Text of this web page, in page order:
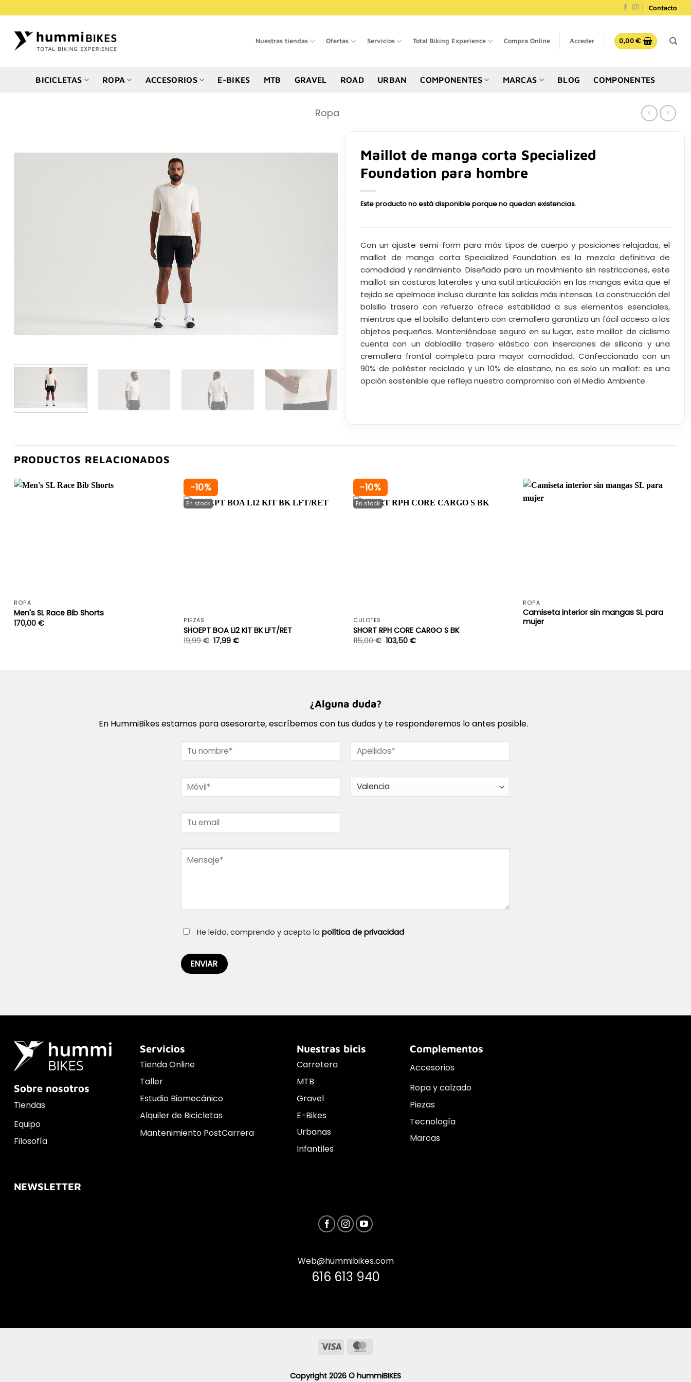
al
contenido
Contacto
Nuestras tiendas Ofertas Servicios Total Biking Experience Compra Online Acceder 0,00€
BICICLETAS ROPA ACCESORIOS E-BIKES MTB GRAVEL ROAD URBAN COMPONENTES MARCAS BLOG COMPONENTES
Ropa
Maillot de manga corta Specialized
Foundation para hombre
Este producto no está disponible porque no quedan existencias.
Con un ajuste semi-form para más tipos de cuerpo y posiciones relajadas, el
maillot de manga corta Specialized Foundation es la mezcla definitiva de
comodidad y rendimiento. Diseñado para un movimiento sin restricciones, este
maillot sin costuras laterales y una sutil articulación en las mangas evita que el
tejido se apelmace incluso durante las salidas más intensas. La construcción del
bolsillo trasero con refuerzo ofrece estabilidad a sus elementos esenciales,
mientras que el bolsillo delantero con cremallera garantiza un fácil acceso a los
objetos pequeños. Manteniéndose seguro en su lugar, este maillot de ciclismo
cuenta con un dobladillo trasero elástico con inserciones de silicona y una
cremallera frontal completa para mayor comodidad. Confeccionado con un
90% de poliéster reciclado y un 10% de elastano, no es solo un maillot: es una
opción sostenible que refleja nuestro compromiso con el Medio Ambiente.
PRODUCTOS RELACIONADOS
ROPA
Men's SL Race Bib Shorts
170,00 €
-10%
PIEZAS
SHOEPT BOA LI2 KIT BK LFT/RET
19,99€ 17,99€
-10%
CULOTES
SHORT RPH CORE CARGO S BK
115,00€ 103,50€
ROPA
Camiseta interior sin mangas SL para
mujer
¿Alguna duda?
En HummiBikes estamos para asesorarte, escríbemos con tus dudas y te responderemos lo antes posible.
He leído, comprendo y acepto la política de privacidad
Sobre nosotros
Tiendas
Equipo
Filosofía
Servicios
Tienda Online
Taller
Estudio Biomecánico
Alquiler de Bicicletas
Mantenimiento PostCarrera
Nuestras bicis
Carretera
MTB
Gravel
E-Bikes
Urbanas
Infantiles
Complementos
Accesorios
Ropa y calzado
Piezas
Tecnología
Marcas
NEWSLETTER
Web@hummibikes.com
616 613 940
Visa
Copyright 2026 © hummiBIKES